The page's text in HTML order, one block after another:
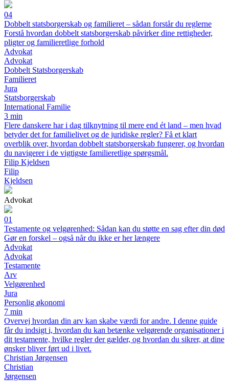
04
Dobbelt statsborgerskab og familieret – sådan forstår du reglerne
Forstå hvordan dobbelt statsborgerskab påvirker dine rettigheder,
pligter og familieretlige forhold
Advokat
Advokat
Dobbelt Statsborgerskab
Familieret
Jura
Statsborgerskab
International Familie
3 min
Flere danskere har i dag tilknytning til mere end ét land – men hvad
betyder det for familielivet og de juridiske regler? Få et klart
overblik over, hvordan dobbelt statsborgerskab fungerer, og hvordan
du navigerer i de vigtigste familieretlige spørgsmål.
Filip Kjeldsen
Filip
Kjeldsen
Advokat
01
Testamente og velgørenhed: Sådan kan du støtte en sag efter din død
Gør en forskel – også når du ikke er her længere
Advokat
Advokat
Testamente
Arv
Velgørenhed
Jura
Personlig økonomi
7 min
Overvej hvordan din arv kan skabe værdi for andre. I denne guide
får du indsigt i, hvordan du kan betænke velgørende organisationer i
dit testamente, hvilke regler der gælder, og hvordan du sikrer, at dine
ønsker bliver ført ud i livet.
Christian Jørgensen
Christian
Jørgensen